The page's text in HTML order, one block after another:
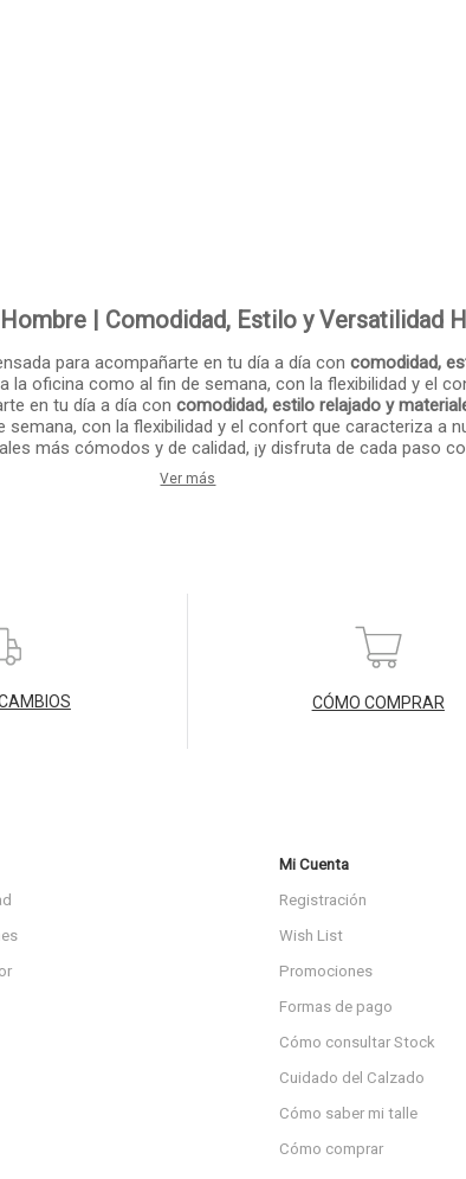
| Comodidad, Estilo y Versatilidad
para acompañarte en tu día a día con comodidad,
oficina como al fin de semana, con la flexibilidad y el
en tu día a día concomodidad, estilo relajado y
con la flexibilidad y el confort que caracteriza a
más cómodos y de calidad, ¡y disfruta de cada paso
Ver más
CÓMO COMPRAR
Mi Cuenta
Registración
Wish List
Promociones
Formas de pago
Cómo consultar Stock
Cuidado del Calzado
Cómo saber mi talle
Cómo comprar